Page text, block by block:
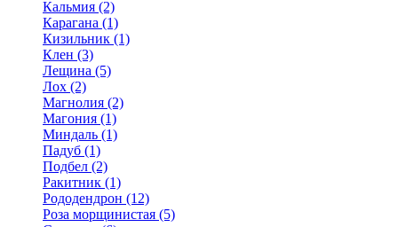
Кальмия (2)
Карагана (1)
Кизильник (1)
Клен (3)
Лещина (5)
Лох (2)
Магнолия (2)
Магония (1)
Миндаль (1)
Падуб (1)
Подбел (2)
Ракитник (1)
Рододендрон (12)
Роза морщинистая (5)